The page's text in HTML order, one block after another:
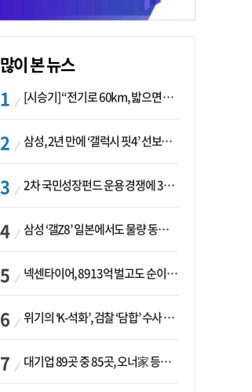
많이 본 뉴스
[시승기] “전기로 60km, 밟으면 462마력”…볼보 XC60 T8의 두 얼굴
삼성, 2년 만에 ‘갤럭시 핏4’ 선보이나…웨어러블 생태계 확장 ‘시동’
2차 국민성장펀드 운용 경쟁에 33개사 몰렸다…신한·하나 등 새 얼굴 대거 합류
삼성 ‘갤Z8’ 일본에서도 물량 동났다…애플 참전 앞두고 선두 수성 ‘시험대’
넥센타이어, 8913억 벌고도 순이익 2억…유럽 세부담에 이익 증발
위기의 ‘K-석화’, 검찰 ‘담합’ 수사 착수…“LG·한화·롯데 등 7개 업체, 8개 제품 가격 담합”
대기업 89곳 중 85곳, 오너家 등기임원 겸직…BS 46곳·SM 45곳 ‘족벌경영’ 고착화